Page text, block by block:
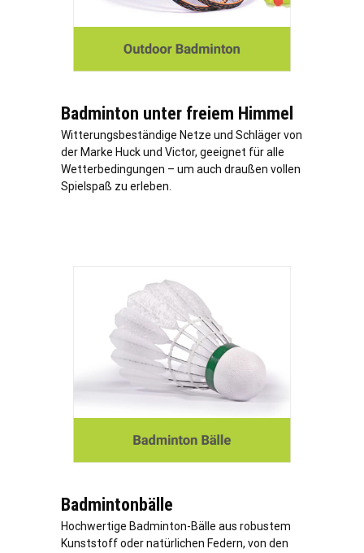
Badminton unter freiem Himmel
Witterungsbeständige Netze und Schläger von
der Marke Huck und Victor, geeignet für alle
Wetterbedingungen – um auch draußen vollen
Spielspaß zu erleben.
Badmintonbälle
Hochwertige Badminton-Bälle aus robustem
Kunststoff oder natürlichen Federn, von den